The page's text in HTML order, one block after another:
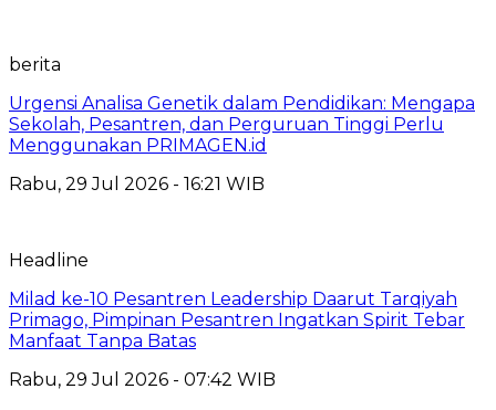
berita
Urgensi Analisa Genetik dalam Pendidikan: Mengapa
Sekolah, Pesantren, dan Perguruan Tinggi Perlu
Menggunakan PRIMAGEN.id
Rabu, 29 Jul 2026 - 16:21 WIB
Headline
Milad ke-10 Pesantren Leadership Daarut Tarqiyah
Primago, Pimpinan Pesantren Ingatkan Spirit Tebar
Manfaat Tanpa Batas
Rabu, 29 Jul 2026 - 07:42 WIB